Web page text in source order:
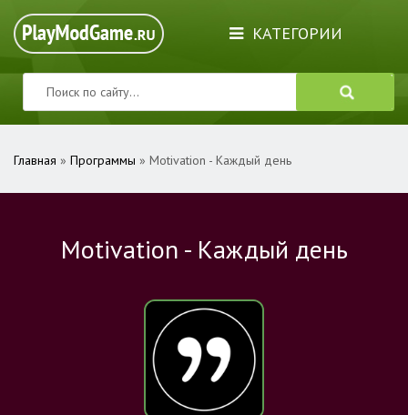
КАТЕГОРИИ
Главная » Программы » Motivation - Каждый день
Motivation - Каждый день